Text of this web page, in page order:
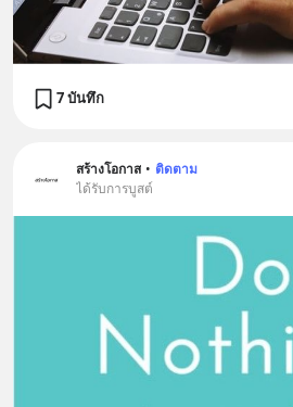
7 บันทึก
สร้างโอกาส • ติดตาม
ได้รับการบูสต์